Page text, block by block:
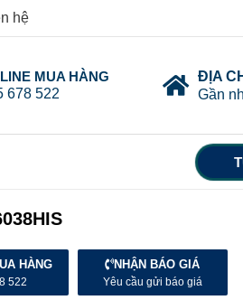
hệ
MUA HÀNG
678 522
ĐỊA
Gần
HÀNG
522
NHẬN BÁO GIÁ
Yêu cầu gửi báo giá